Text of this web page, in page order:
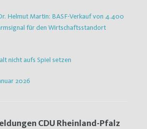
Helmut Martin: BASF-Verkauf von 4.400
für den Wirtschaftsstandort
nicht aufs Spiel setzen
2026
CDU Rheinland-Pfalz